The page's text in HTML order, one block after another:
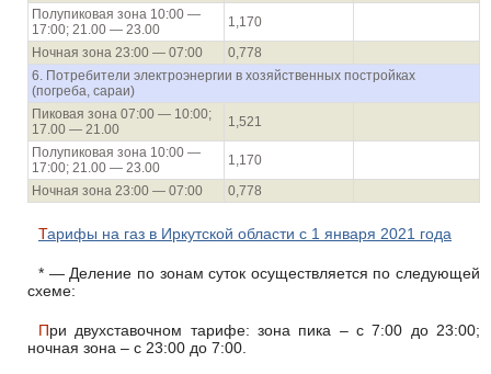
Полупиковая зона 10:00 —
17:00; 21.00 — 23.00
1,170
Ночная зона 23:00 — 07:00
0,778
6. Потребители электроэнергии в хозяйственных постройках
(погреба, сараи)
Пиковая зона 07:00 — 10:00;
17.00 — 21.00
1,521
Полупиковая зона 10:00 —
17:00; 21.00 — 23.00
1,170
Ночная зона 23:00 — 07:00
0,778
Тарифы на газ в Иркутской области с 1 января 2021 года
* — Деление по зонам суток осуществляется по следующей
схеме:
При двухставочном тарифе: зона пика – с 7:00 до 23:00;
ночная зона – с 23:00 до 7:00.